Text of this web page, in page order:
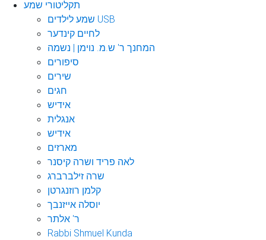
תקליטורי שמע
שמע לילדים USB
לחיים קינדער
המחנך ר' ש.מ. נוימן | נשמה
סיפורים
שירים
חגים
אידיש
אנגלית
אידיש
מארזים
לאה פריד ושרה קיסנר
שרה זילברברג
קלמן רוזנגרטן
יוסלה אייזנבך
ר' אלתר
Rabbi Shmuel Kunda